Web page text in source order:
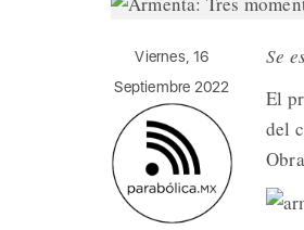
Viernes, 16
Septiembre 2022
Se
El
del